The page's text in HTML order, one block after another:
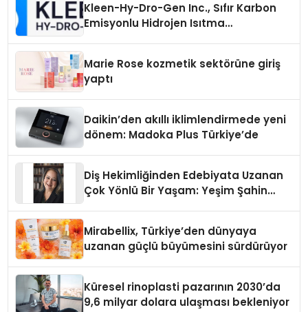
Kleen-Hy-Dro-Gen Inc., Sıfır Karbon
Emisyonlu Hidrojen Isıtma
Marie Rose kozmetik sektörüne giriş
yaptı
Daikin’den akıllı iklimlendirmede yeni
dönem: Madoka Plus Türkiye’de
Diş Hekimliğinden Edebiyata Uzanan
Çok Yönlü Bir Yaşam: Yeşim Şahin
Mirabellix, Türkiye’den dünyaya
uzanan güçlü büyümesini sürdürüyor
Küresel rinoplasti pazarının 2030’da
9,6 milyar dolara ulaşması bekleniyor